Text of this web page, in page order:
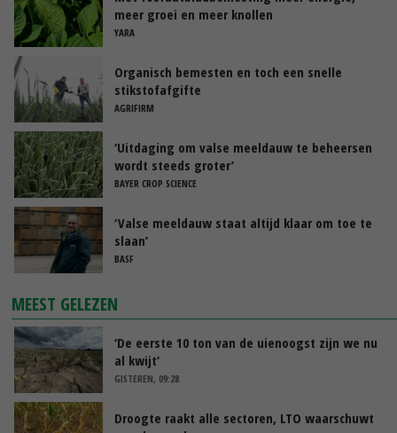
meer groei en meer knollen
YARA
Organisch bemesten en toch een snelle
stikstofafgifte
AGRIFIRM
‘Uitdaging om valse meeldauw te beheersen
wordt steeds groter’
BAYER CROP SCIENCE
‘Valse meeldauw staat altijd klaar om toe te
slaan’
BASF
MEEST GELEZEN
‘De eerste 10 ton van de uienoogst zijn we nu
al kwijt’
GISTEREN, 09:28
Droogte raakt alle sectoren, LTO waarschuwt